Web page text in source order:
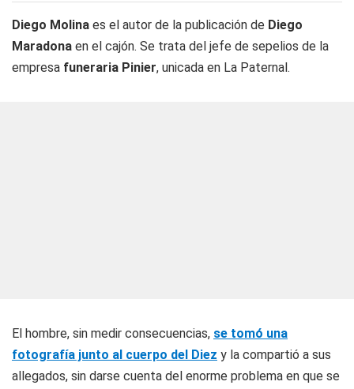
Diego Molina es el autor de la publicación de Diego
Maradona en el cajón. Se trata del jefe de sepelios de la
empresa funeraria Pinier, unicada en La Paternal.
El hombre, sin medir consecuencias, se tomó una
fotografía junto al cuerpo del Diez y la compartió a sus
allegados, sin darse cuenta del enorme problema en que se